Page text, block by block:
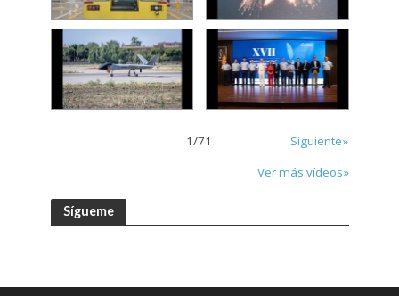
1/71
Siguiente»
Ver más vídeos»
Sígueme